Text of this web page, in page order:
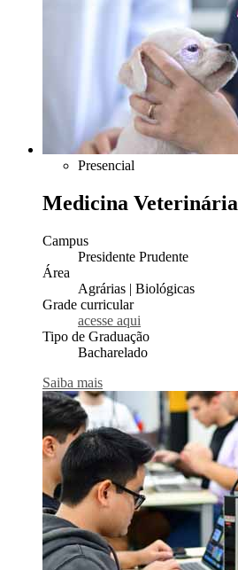
Presencial
Medicina Veterinária
Campus
Presidente Prudente
Área
Agrárias | Biológicas
Grade curricular
acesse aqui
Tipo de Graduação
Bacharelado
Saiba mais